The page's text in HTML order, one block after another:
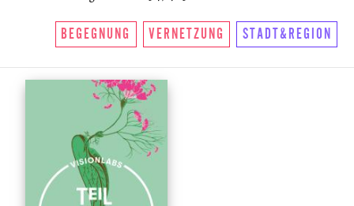
BEGEGNUNG VERNETZUNG STADT&REGION